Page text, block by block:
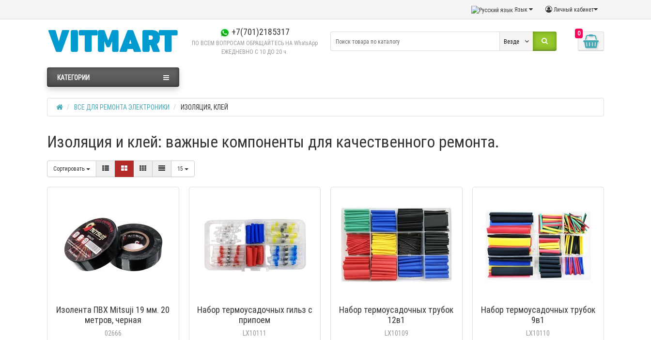
Личный кабинет
Язык
+7(701)2185317
ПО ВСЕМ ВОПРОСАМ ОБРАЩАЙТЕСЬ НА WhatsApp
ЕЖЕДНЕВНО C 10 ДО 20 ч.
0
Везде
КАТЕГОРИИ
ВСЕ ДЛЯ РЕМОНТА ЭЛЕКТРОНИКИ ИЗОЛЯЦИЯ, КЛЕЙ
Изоляция и клей: важные компоненты для качественного ремонта.
Сортировать 15
Изолента ПВХ Mitsuji 19 мм. 20
метров, черная
02666
Набор термоусадочных гильз с
припоем
LX10111
Набор термоусадочных трубок
12в1
LX10109
Набор термоусадочных трубок
9в1
LX10110